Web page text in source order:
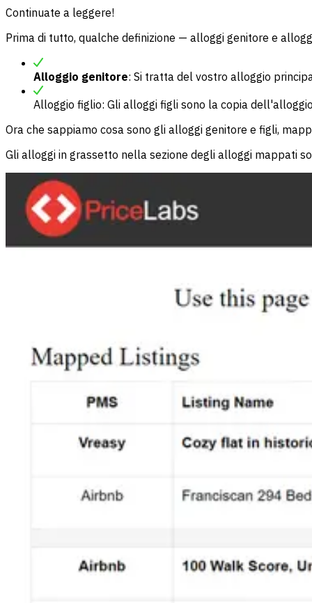
Continuate a leggere!
Prima di tutto, qualche definizione — alloggi genitore e
Alloggio genitore: Si tratta del vostro alloggio
Alloggio figlio: Gli alloggi figli sono la copia
Ora che sappiamo cosa sono gli alloggi genitore e figli,
Gli alloggi in grassetto nella sezione degli alloggi mappati